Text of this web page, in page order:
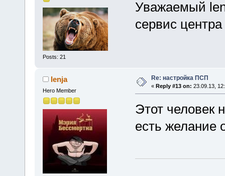
Posts: 21
Уважаемый
сервис центра
lenja
Hero Member
Re: настройка ПСП
« Reply #13 on: 23.09.13,
Этот человек
есть желание